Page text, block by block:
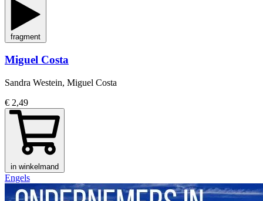
fragment
Miguel Costa
Sandra Westein, Miguel Costa
€ 2,49
in winkelmand
Engels